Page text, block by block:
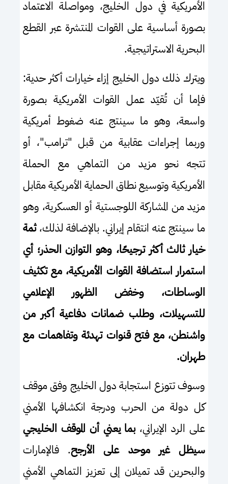
الأمريكية في دول الخليج، ومواصلة الاعتماد
بصورة أساسية على القوات المنتشرة عبر القطع
البحرية الاستراتيجية.
ويترك ذلك دول الخليج إزاء خيارات أكثر حدية:
فإما أن تُقيّد عمل القوات الأمريكية بصورة
واسعة، وهو ما سينتج عنه ضغوط أمريكية
وربما إجراءات عقابية من قبل "ترامب"، أو
تتجه نحو مزيد من التماهي مع الحملة
الأمريكية وتوسيع نطاق الحماية الأمريكية مقابل
مزيد من المشاركة اللوجستية أو العسكرية، وهو
ما سينتج عنه انتقام إيراني. بالإضافة لذلك،ثمة
خيار ثالث أكثر ترجيحًا، وهو التوازن الحذر؛ أي
استمرار استضافة القوات الأمريكية، مع تكثيف
الوساطات، وخفض الظهور الإعلامي
للتسهيلات، وطلب ضمانات دفاعية أكبر من
واشنطن، مع فتح قنوات تهدئة وتفاهمات مع
طهران.
وسوف تتوزع استجابة دول الخليج وفق موقف
كل دولة من الحرب ودرجة انكشافها الأمني
على الرد الإيراني،بما يعني أن الموقف الخليجي
سيظل غير موحد على الأرجح. فالإمارات
والبحرين قد تميلان إلى تعزيز التماهي الأمني